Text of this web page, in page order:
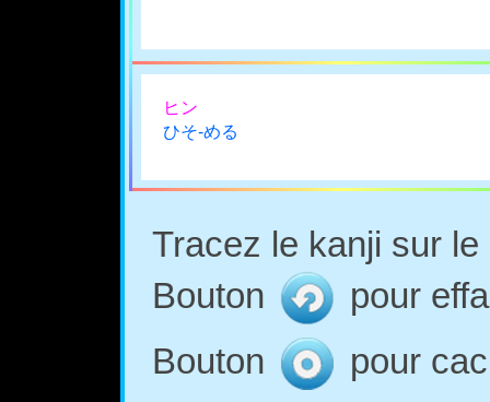
ヒン
ひそ-める
Tracez le kanji sur
Bouton
pour
Bouton
pour